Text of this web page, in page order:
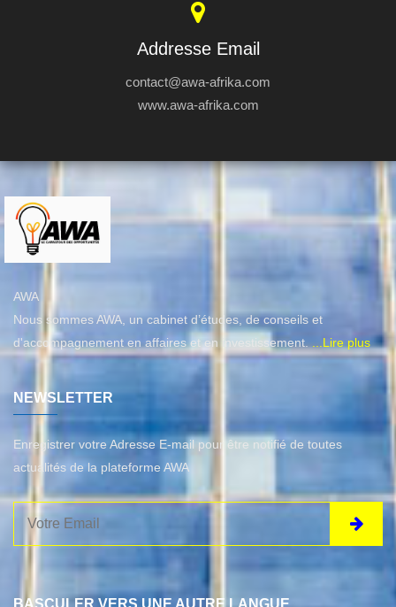
Addresse Email
contact@awa-afrika.com
www.awa-afrika.com
AWA
Nous sommes AWA, un cabinet d’études, de conseils et
d'accompagnement en affaires et en investissement.
...Lire plus
NEWSLETTER
Enregistrer votre Adresse E-mail pour être notifié de toutes
actualités de la plateforme AWA
BASCULER VERS UNE AUTRE LANGUE